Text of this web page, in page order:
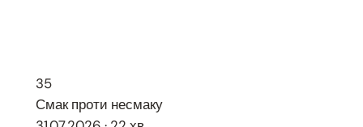
35
Смак проти несмаку